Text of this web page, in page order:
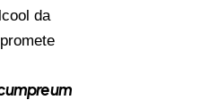
da
um